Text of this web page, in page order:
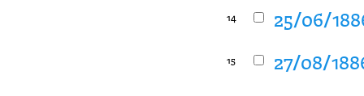
14 25/06/
15 27/08/